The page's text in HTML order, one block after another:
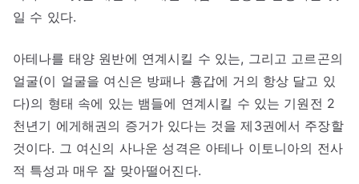
일 수 있다.
아테나를 태양 원반에 연계시킬 수 있는, 그리고 고르곤의
얼굴(이 얼굴을 여신은 방패나 흉갑에 거의 항상 달고 있
다)의 형태 속에 있는 뱀들에 연계시킬 수 있는 기원전 2
천년기 에게해권의 증거가 있다는 것을 제3권에서 주장할
것이다. 그 여신의 사나운 성격은 아테나 이토니아의 전사
적 특성과 매우 잘 맞아떨어진다.